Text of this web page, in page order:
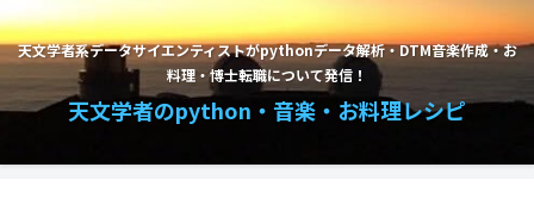
天文学者系データサイエンティストがpythonデータ解析・DTM音楽作成・お
料理・博士転職について発信！
天文学者のpython・音楽・お料理レシピ